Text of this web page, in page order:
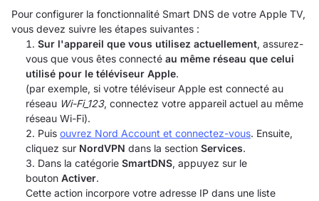
Pour configurer la fonctionnalité Smart DNS de votre Apple TV,
vous devez suivre les étapes suivantes :
Sur l'appareil que vous utilisez actuellement, assurez-
vous que vous êtes connecté au même réseau que celui
utilisé pour le téléviseur Apple.
(par exemple, si votre téléviseur Apple est connecté au
réseau Wi-Fi_123, connectez votre appareil actuel au même
réseau Wi-Fi).
Puis ouvrez Nord Account et connectez-vous. Ensuite,
cliquez sur NordVPN dans la section Services.
Dans la catégorie SmartDNS, appuyez sur le
bouton Activer.
Cette action incorpore votre adresse IP dans une liste